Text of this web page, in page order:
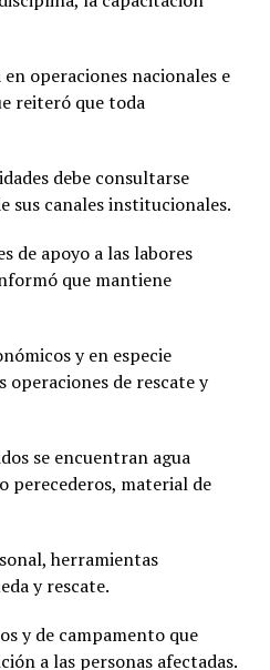
operaciones nacionales e
reiteró que toda
debe consultarse
sus canales institucionales.
de apoyo a las labores
que mantiene
y en especie
operaciones de rescate y
se encuentran agua
perecederos, material de
herramientas
y rescate.
y de campamento que
a las personas afectadas.